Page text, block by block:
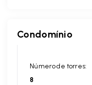
Condomínio
Número de torres:
8